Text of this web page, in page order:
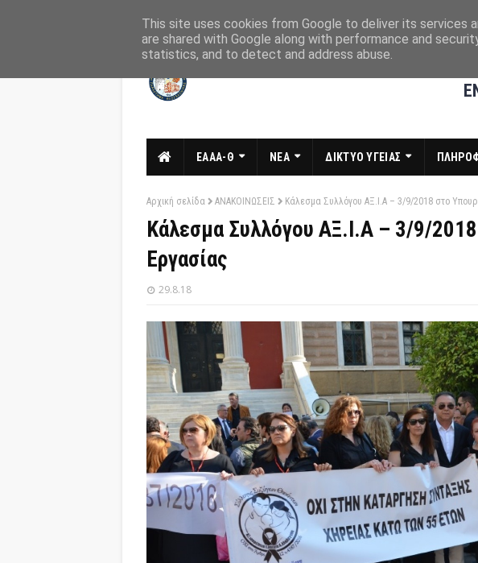
ΕΑΑΑ-Θ ΝΕΑ ΔΙΚΤΥΟ ΥΓΕΙΑΣ
Αρχική σελίδα ΑΝΑΚΟΙΝΩΣΕΙΣ Κάλεσμα Συλλόγου ΑΞ.Ι.Α – 3/9/2018 στο
Κάλεσμα Συλλόγου ΑΞ.Ι.Α – 3/9/
Εργασίας
29.8.18
This site uses cookies from Google to deliver its services
are shared with Google along with performance and
statistics, and to detect and address abuse.